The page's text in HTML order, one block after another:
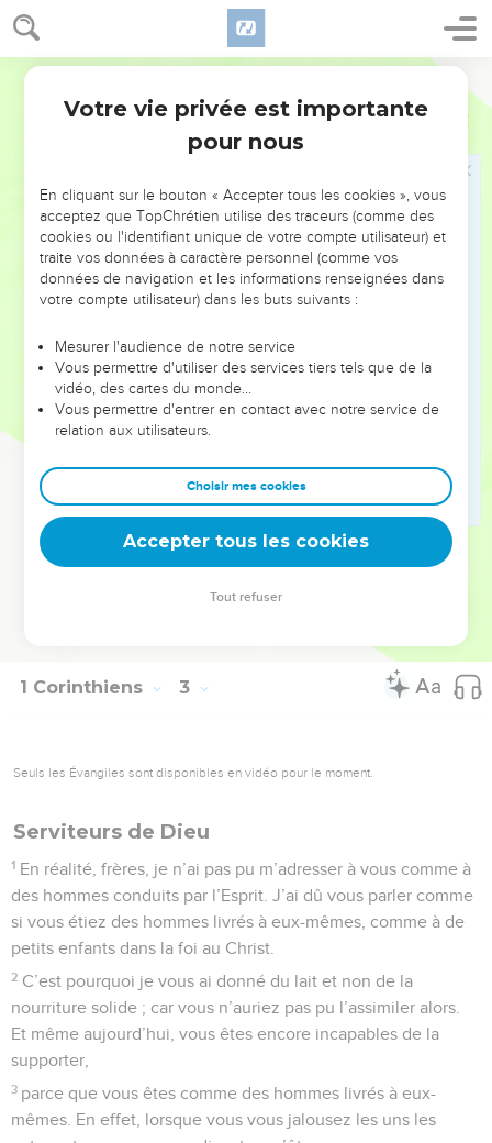
1 Corinthiens 2
11 Quel être humain peut savoir ce qui se passe dans un
autre homme ? Seul l’esprit de cet homme en lui le sait ? De
l’Esprit de Dieu.
Or nous, nous avons reçu, non l’esprit du monde, mais
l’Esprit même qui vient de Dieu pour que nous comprenions
tous les bienfaits que Dieu nous a accordés par grâce.
Et nous en parlons, non avec les termes qu’enseigne la
sagesse humaine, mais avec ceux qu’enseigne l’Esprit. Ainsi
nous exposons les réalités spirituelles dans des termes
inspirés par l’Esprit.
Mais l’homme livré à lui-même ne reçoit pas ce qui vient
de l’Esprit de Dieu ; à ses yeux, c’est « pure folie » et il est
incapable de le comprendre, car seul l’Esprit de Dieu permet
d’en juger.
personne ne puisse le juger. Car il est écrit :
Qui donc connaît la pensée du Seigneur et qui pourrait
l’instruire ? Mais nous, nous avons la pensée du Christ.
La Bible Du Semeur Copyright © 1992, 1999 by Biblica, Inc.® Used by permission.
1 Corinthiens 3
Seuls les Évangiles sont disponibles en vidéo pour le moment.
Serviteurs de Dieu
1 En réalité, frères, je n’ai pas pu m’adresser à vous comme à
des hommes conduits par l’Esprit. J’ai dû vous parler comme
si vous étiez des hommes livrés à eux-mêmes, comme à de
petits enfants dans la foi au Christ.
2 C’est pourquoi je vous ai donné du lait et non de la
nourriture solide ; car vous n’auriez pas pu l’assimiler alors.
Et même aujourd’hui, vous êtes encore incapables de la
supporter,
3 parce que vous êtes comme des hommes livrés à eux-
mêmes. En effet, lorsque vous vous jalousez les uns les
Votre vie privée est importante
pour nous
En cliquant sur le bouton « Accepter tous les cookies », vous
acceptez que TopChrétien utilise des traceurs (comme des
cookies ou l'identifiant unique de votre compte utilisateur) et
traite vos données à caractère personnel (comme vos
données de navigation et les informations renseignées dans
votre compte utilisateur) dans les buts suivants :
Mesurer l'audience de notre service
Vous permettre d'utiliser des services tiers tels que de la
vidéo, des cartes du monde…
Vous permettre d'entrer en contact avec notre service de
relation aux utilisateurs.
Choisir mes cookies
Accepter tous les cookies
Tout refuser